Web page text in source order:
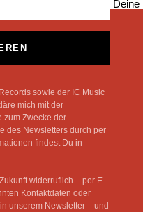
Deine
sowie der IC Music
mich mit der
zum Zwecke der
des Newsletters durch per
findest Du in
widerruflich – per E-
Kontaktdaten oder
unserem Newsletter – und